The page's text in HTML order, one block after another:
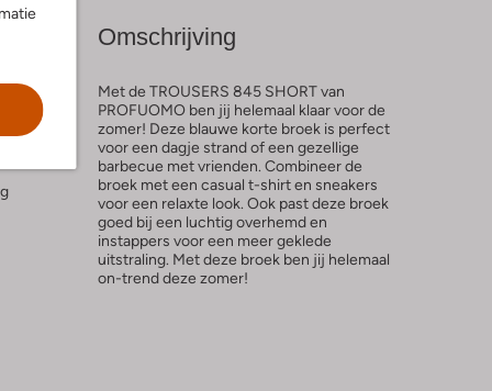
Omschrijving
Met de TROUSERS 845 SHORT van
PROFUOMO ben jij helemaal klaar voor de
zomer! Deze blauwe korte broek is perfect
voor een dagje strand of een gezellige
barbecue met vrienden. Combineer de
broek met een casual t-shirt en sneakers
voor een relaxte look. Ook past deze broek
goed bij een luchtig overhemd en
instappers voor een meer geklede
uitstraling. Met deze broek ben jij helemaal
on-trend deze zomer!